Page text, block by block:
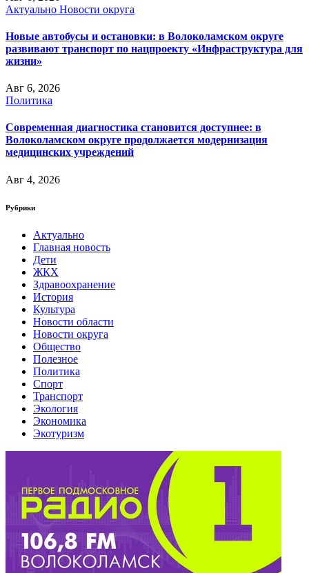
Актуально Новости округа
Новые автобусы и остановки: в Волоколамском округе
развивают транспорт по нацпроекту «Инфраструктура для
жизни»
Авг 6, 2026
Политика
Современная диагностика становится доступнее: в
Волоколамском округе продолжается модернизация
медицинских учреждений
Авг 4, 2026
Рубрики
Актуально
Главная новость
Дети
ЖКХ
Здравоохранение
История
Культура
Новости области
Новости округа
Общество
Полезное
Политика
Спорт
Транспорт
Экология
Экономика
Экотуризм